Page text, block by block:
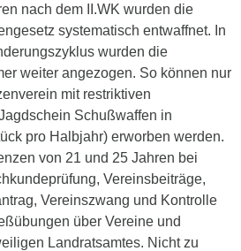
nach dem II.WK wurden die
systematisch entwaffnet. In
wurden die
weiter angezogen. So können nur
mit restriktiven
Schußwaffen in
pro Halbjahr) erworben werden.
von 21 und 25 Jahren bei
Vereinsbeiträge,
Vereinszwang und Kontrolle
über Vereine und
Landratsamtes. Nicht zu